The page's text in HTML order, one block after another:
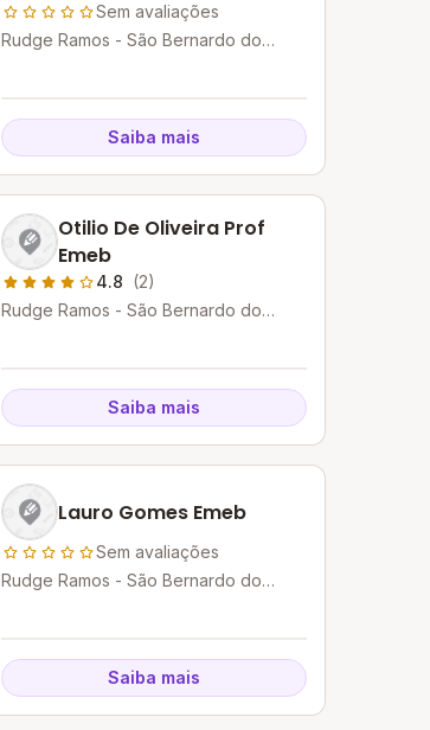
Sem avaliações
Rudge Ramos - São Bernardo do
Saiba mais
Otilio De Oliveira Prof
Emeb
4.8 (2)
Rudge Ramos - São Bernardo do
Saiba mais
Lauro Gomes Emeb
Sem avaliações
Rudge Ramos - São Bernardo do
Saiba mais